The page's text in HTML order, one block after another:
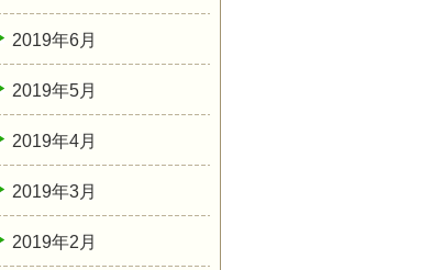
2019年6月
2019年5月
2019年4月
2019年3月
2019年2月